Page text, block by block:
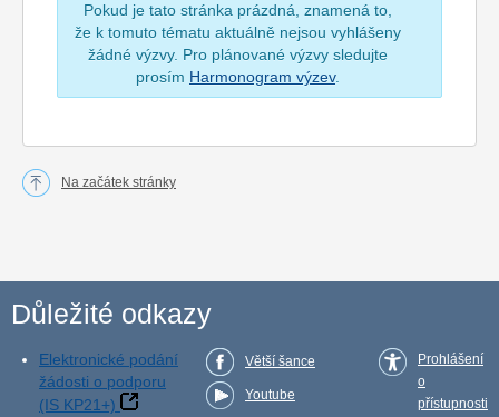
Pokud je tato stránka prázdná, znamená to,
že k tomuto tématu aktuálně nejsou vyhlášeny
žádné výzvy. Pro plánované výzvy sledujte
prosím Harmonogram výzev.
Na začátek stránky
Důležité odkazy
Elektronické podání
žádosti o podporu
(IS KP21+)
Větší šance
Youtube
Prohlášení
o
přístupnosti